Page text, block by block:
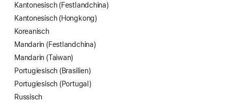
Kantonesisch (Festland­china)
Kantonesisch (Hongkong)
Koreanisch
Mandarin (Festland­china)
Mandarin (Taiwan)
Portugiesisch (Brasilien)
Portugiesisch (Portugal)
Russisch